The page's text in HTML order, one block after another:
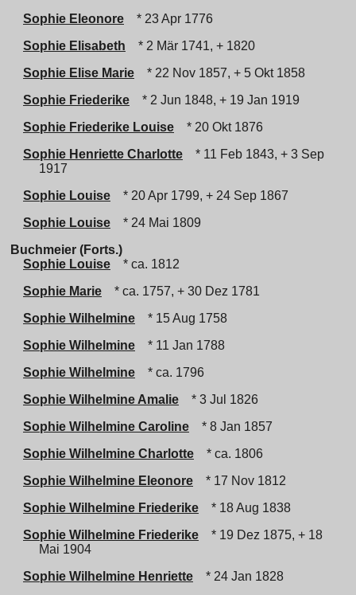
Sophie Eleonore
* 23 Apr 1776
Sophie Elisabeth
* 2 Mär 1741, + 1820
Sophie Elise Marie
* 22 Nov 1857, + 5 Okt 1858
Sophie Friederike
* 2 Jun 1848, + 19 Jan 1919
Sophie Friederike Louise
* 20 Okt 1876
Sophie Henriette Charlotte
* 11 Feb 1843, + 3 Sep
1917
Sophie Louise
* 20 Apr 1799, + 24 Sep 1867
Sophie Louise
* 24 Mai 1809
Buchmeier (Forts.)
Sophie Louise
* ca. 1812
Sophie Marie
* ca. 1757, + 30 Dez 1781
Sophie Wilhelmine
* 15 Aug 1758
Sophie Wilhelmine
* 11 Jan 1788
Sophie Wilhelmine
* ca. 1796
Sophie Wilhelmine Amalie
* 3 Jul 1826
Sophie Wilhelmine Caroline
* 8 Jan 1857
Sophie Wilhelmine Charlotte
* ca. 1806
Sophie Wilhelmine Eleonore
* 17 Nov 1812
Sophie Wilhelmine Friederike
* 18 Aug 1838
Sophie Wilhelmine Friederike
* 19 Dez 1875, + 18
Mai 1904
Sophie Wilhelmine Henriette
* 24 Jan 1828